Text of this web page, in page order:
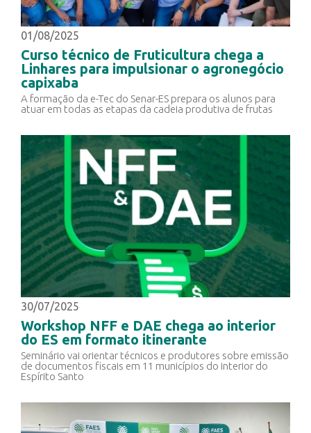
01/08/2025
Curso técnico de Fruticultura chega a
Linhares para impulsionar o agronegócio
capixaba
A formação da e-Tec do Senar-ES prepara os alunos para
atuar em todas as etapas da cadeia produtiva de frutas
30/07/2025
Workshop NFF e DAE chega ao interior
do ES em formato itinerante
Seminário vai orientar técnicos e produtores sobre emissão
de documentos fiscais em 11 municípios do interior do
Espírito Santo